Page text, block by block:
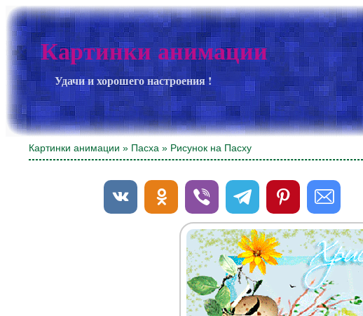
Картинки анимации
Удачи и хорошего настроения !
Картинки анимации » Пасха » Рисунок на Пасху